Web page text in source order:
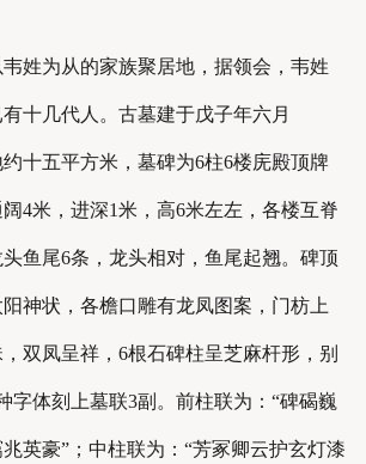
为从的家族聚居地，据领会，韦姓
十几代人。古墓建于戊子年六月
约十五平方米，墓碑为6柱6楼庑殿顶牌
4米，进深1米，高6米左左，各楼互脊
鱼尾6条，龙头相对，鱼尾起翘。碑顶
神状，各檐口雕有龙凤图案，门枋上
双凤呈祥，6根石碑柱呈芝麻杆形，别
字体刻上墓联3副。前柱联为：“碑碣巍
英豪”；中柱联为：“芳冢卿云护玄灯漆